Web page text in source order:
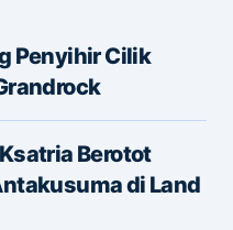
dipublikasikan.
Penyihir Cilik
Berotot
di Land